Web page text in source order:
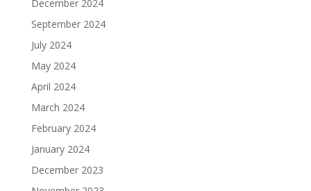
December 2024
September 2024
July 2024
May 2024
April 2024
March 2024
February 2024
January 2024
December 2023